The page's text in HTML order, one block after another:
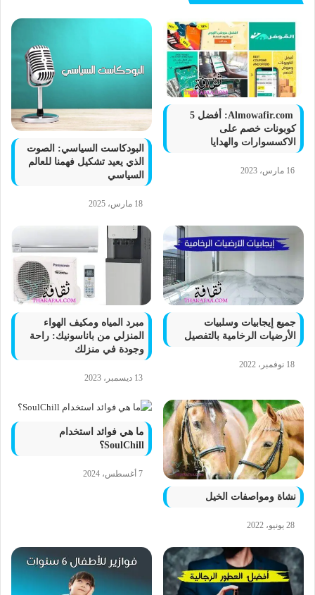
Almowafir.com: أفضل 5
كوبونات خصم على
الاكسسوارات والهدايا
16 مارس، 2023
البودكاست السياسي: الصوت
الذي يعيد تشكيل فهمنا للعالم
السياسي
18 مارس، 2025
جميع إيجابيات وسلبيات
الأرضيات الرخامية بالتفصيل
18 نوفمبر، 2022
مبرد المياه ومكيف الهواء
المنزلي من باناسونيك: راحة
وجودة في منزلك
13 ديسمبر، 2023
نشاة ومواصفات الخيل
28 يونيو، 2022
ما هي فوائد استخدام
SoulChill؟
7 أغسطس، 2024